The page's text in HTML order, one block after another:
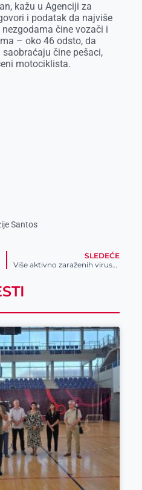
kažu u Agenciji za
i podatak da najviše
čine vozači i
– oko 46 odsto, da
čine pešaci,
motociklista.
Santos
SLEDEĆE
Više aktivno zaraženih virusom kovid – 19 u Zrenjaninu